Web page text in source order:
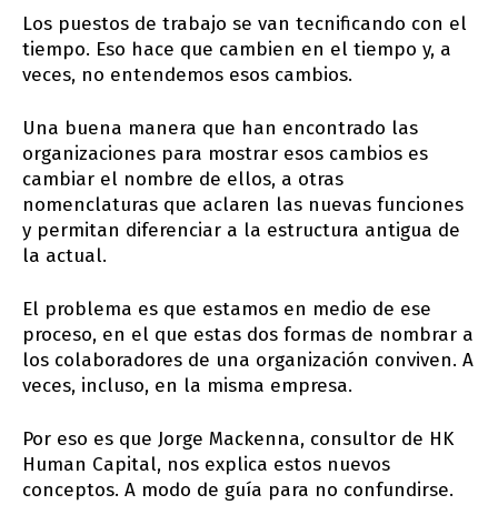
Los puestos de trabajo se van tecnificando con el
tiempo. Eso hace que cambien en el tiempo y, a
veces, no entendemos esos cambios.
Una buena manera que han encontrado las
organizaciones para mostrar esos cambios es
cambiar el nombre de ellos, a otras
nomenclaturas que aclaren las nuevas funciones
y permitan diferenciar a la estructura antigua de
la actual.
El problema es que estamos en medio de ese
proceso, en el que estas dos formas de nombrar a
los colaboradores de una organización conviven. A
veces, incluso, en la misma empresa.
Por eso es que Jorge Mackenna, consultor de HK
Human Capital, nos explica estos nuevos
conceptos. A modo de guía para no confundirse.